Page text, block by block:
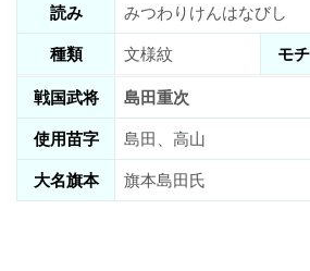
読み
みつわりけんはなびし
種類
文様紋 モ
戦国武将
島田重次
使用苗字
島田、高山
大名旗本
旗本島田氏